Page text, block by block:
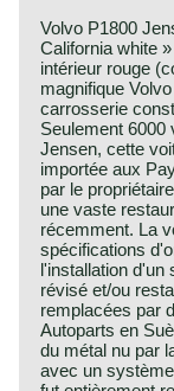
Volvo P1800
California white
intérieur rouge
magnifique
carrosserie
Seulement 6000
Jensen, cette
importée aux
par le
une vaste
récemment. La
spécifications
l'installation d'un
révisé et/ou
remplacées par
Autoparts en
du métal nu par
avec un